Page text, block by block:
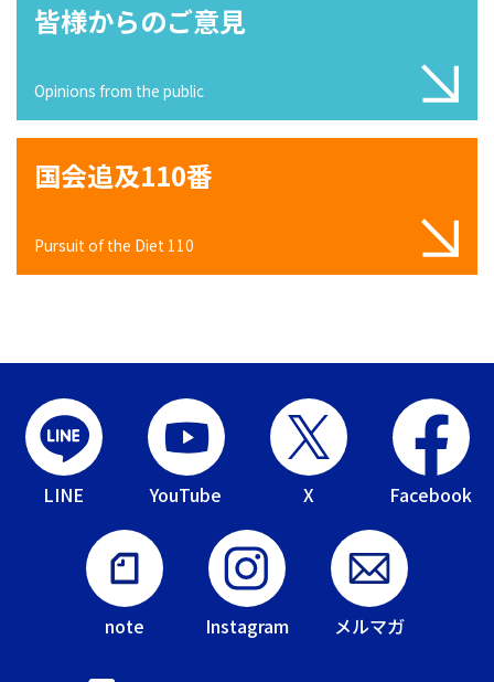
皆様からのご意見
Opinions from the public
国会追及110番
Pursuit of the Diet 110
LINE YouTube X Facebook
note Instagram メルマガ